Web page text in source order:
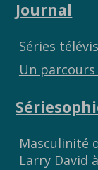
Journal
Séries
Un
Masculinité
Larry David